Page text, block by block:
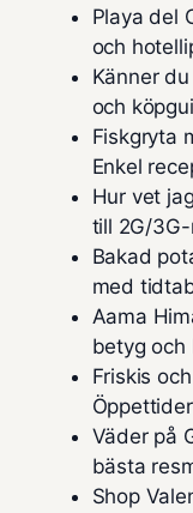
Playa del
och
Känner
och
Fiskgryta
Enkel
Hur vet
till 2G/
Bakad
med
Aama
betyg och
Friskis
Väder på
bästa
Shop